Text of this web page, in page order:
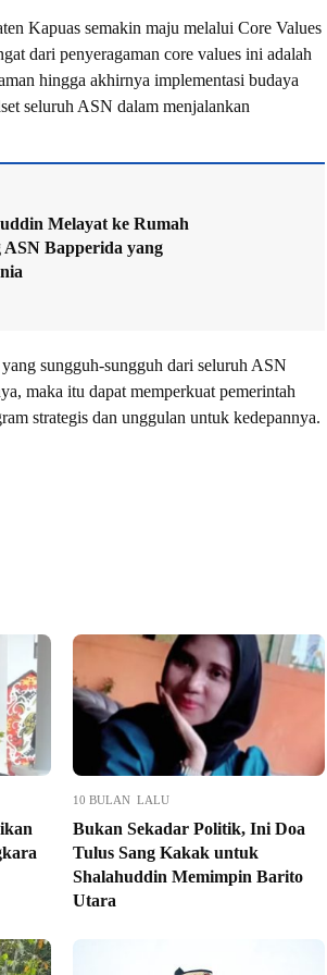
Kapuas semakin maju melalui Core Values
dari penyeragaman core values ini adalah
hingga akhirnya implementasi budaya
seluruh ASN dalam menjalankan
Melayat ke Rumah
ASN Bapperida yang
sungguh-sungguh dari seluruh ASN
maka itu dapat memperkuat pemerintah
strategis dan unggulan untuk kedepannya.
10 BULAN LALU
Bukan Sekadar Politik, Ini Doa
Tulus Sang Kakak untuk
Shalahuddin Memimpin Barito
Utara